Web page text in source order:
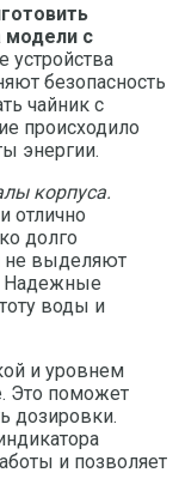
модели с
устройства
безопасность
чайник с
происходило
энергии.
корпуса.
отлично
долго
не выделяют
Надежные
воды и
и уровнем
Это поможет
дозировки.
и позволяет